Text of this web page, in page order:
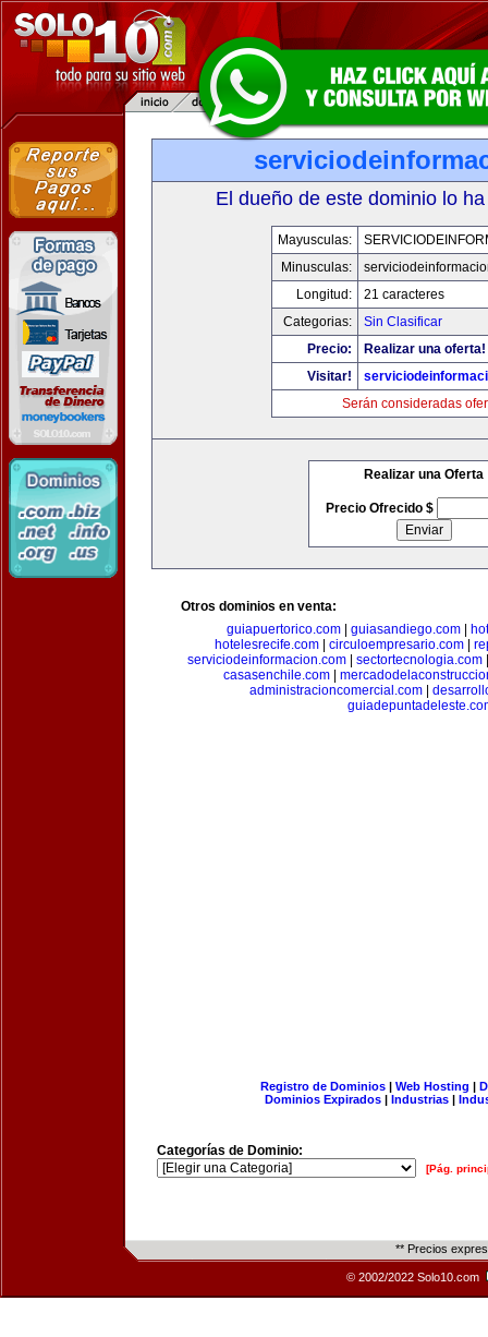
El dueño de este dominio lo
Mayusculas:
Minusculas:
Longitud:
21 caracteres
Categorias:
Sin Clasificar
Precio:
Realizar una oferta!
Visitar!
Serán consideradas
Realizar una Oferta
Precio Ofrecido $
Otros dominios en venta:
guiapuertorico.com| guiasandiego.com|
hotelesrecife.com| circuloempresario.com|
serviciodeinformacion.com
sectortecnologia.com
casasenchile.com|
administracioncomercial.com|
Registro de Dominios| Web Hosting |
Dominios Expirados | Industrias |
Categorías de Dominio:
[Pág.
** Precios
© 2002/2022 Solo10.com